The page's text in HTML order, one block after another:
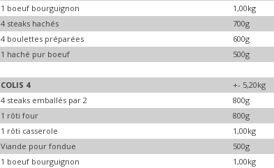
1 boeuf bourguignon
1,00kg
4 steaks hachés
700g
4 boulettes préparées
600g
1 haché pur boeuf
500g
COLIS 4 +- 5,20kg
4 steaks emballés par 2
800g
1 rôti four
800g
1 rôti casserole
1,00kg
Viande pour fondue
500g
1 boeuf bourguignon
1,00kg